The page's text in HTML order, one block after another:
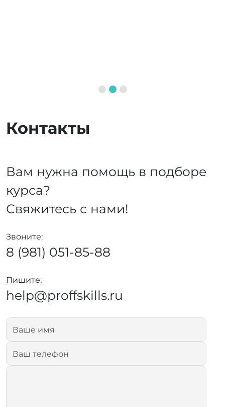
Контакты
Вам нужна помощь в подборе
курса?
Свяжитесь с нами!
Звоните:
8 (981) 051-85-88
Пишите:
help@proffskills.ru